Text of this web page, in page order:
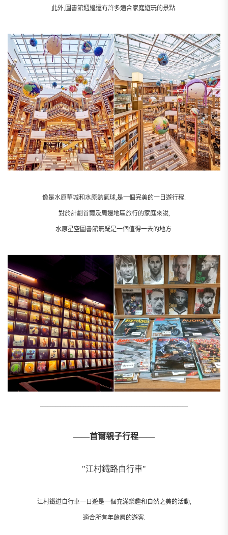
此外,圖書館週邊還有許多適合家庭遊玩的景點.
像是水原華城和水原熱氣球,是一個完美的一日遊行程.
對於計劃首爾及周邊地區旅行的家庭來說,
水原星空圖書館無疑是一個值得一去的地方.
——首爾親子行程——
"江村鐵路自行車"
江村鐵道自行車一日遊是一個充滿樂趣和自然之美的活動,
適合所有年齡層的遊客.